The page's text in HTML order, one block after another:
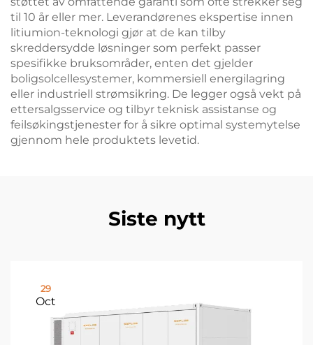
til 10 år eller mer. Leverandørenes ekspertise innen
litiumion-teknologi gjør at de kan tilby
skreddersydde løsninger som perfekt passer
spesifikke bruksområder, enten det gjelder
boligsolcellesystemer, kommersiell energilagring
eller industriell strømsikring. De legger også vekt på
ettersalgsservice og tilbyr teknisk assistanse og
feilsøkingstjenester for å sikre optimal systemytelse
gjennom hele produktets levetid.
Siste nytt
29
Oct